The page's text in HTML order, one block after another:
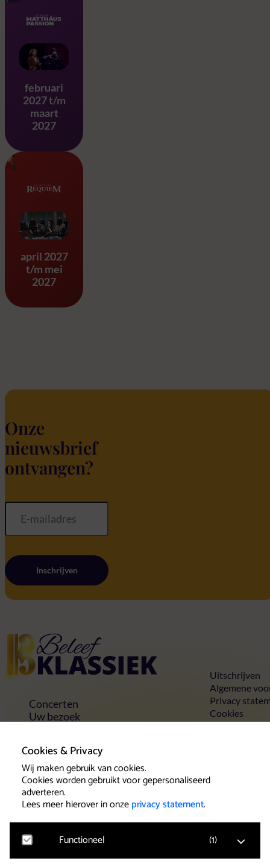
Cookies & Privacy
Wij maken gebruik van cookies.
Cookies worden gebruikt voor gepersonaliseerd
adverteren.
Lees meer hierover in onzeprivacy statement.
Functioneel (1)
Matthäus Passion – J.S.
februari
2027 t/m
maart
2027
Requiem & Eine Kleine
april 2027
t/m mei
2027
Onze
nieuwsbrief
ontvangen?
Inschrijven
Concerten
Uw bezoek
Vrienden & voordelen
Contact
Klantenservice
Het team van Beleef Klassiek wil u als
Uitschrijven
Algemene
Privacy
Cookies